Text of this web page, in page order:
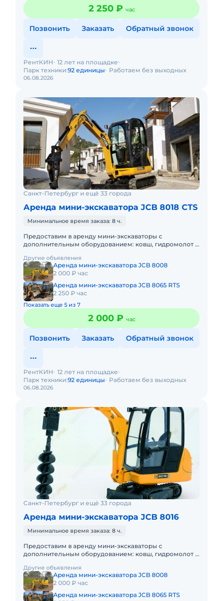
2 250 ₽ час
Позвонить Заказать Обратный звонок
06.08.2026
РентКИН 12 лет на площадке
Парк техники:92 единицы Работаем без выходных
Санкт-Петербург и ещё 33 города
Аренда мини-экскаватора JCB 8018 CTS
Минимальное время заказа: 8 ч.
Предоставим в аренду мини-экскаваторы с
дополнительным оборудованием: ковш, гидромолот и
доставка эвакуатором о
Другие объявления
Аренда мини-экскаватора JCB 8008
2 000 ₽ час
Аренда мини-экскаватора JCB 8065 RTS
2 250 ₽ час
Показать еще 5 из 7
2 000 ₽ час
Позвонить Заказать Обратный звонок
06.08.2026
РентКИН 12 лет на площадке
Парк техники:92 единицы Работаем без выходных
Санкт-Петербург и ещё 33 города
Аренда мини-экскаватора JCB 8016
Минимальное время заказа: 8 ч.
Предоставим в аренду мини-экскаваторы с
дополнительным оборудованием: ковш, гидромолот и
часов работы + 1 час
Другие объявления
Аренда мини-экскаватора JCB 8008
2 000 ₽ час
Аренда мини-экскаватора JCB 8065 RTS